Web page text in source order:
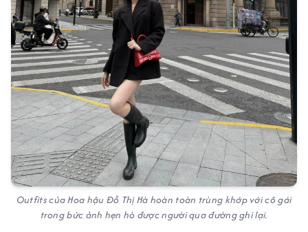
Outfits của Hoa hậu Đỗ Thị Hà hoàn toàn trùng khớp với cô gái
trong bức ảnh hẹn hò được người qua đường ghi lại.